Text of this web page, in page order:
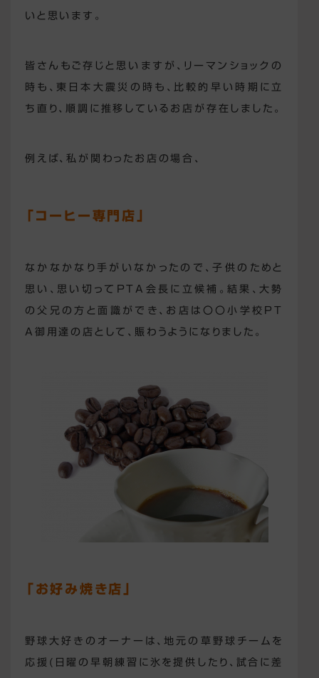
いと思います。
皆さんもご存じと思いますが、リーマンショックの
時も、東日本大震災の時も、比較的早い時期に立
ち直り、順調に推移しているお店が存在しました。
例えば、私が関わったお店の場合、
「コーヒー専門店」
なかなかなり手がいなかったので、子供のためと
思い、思い切ってPTA会長に立候補。結果、大勢
の父兄の方と面識ができ、お店は〇〇小学校PT
A御用達の店として、賑わうようになりました。
「お好み焼き店」
野球大好きのオーナーは、地元の草野球チームを
応援(日曜の早朝練習に氷を提供したり、試合に差